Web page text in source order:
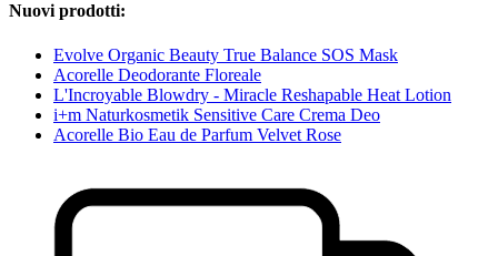
Nuovi prodotti:
Evolve Organic Beauty True Balance SOS Mask
Acorelle Deodorante Floreale
L'Incroyable Blowdry - Miracle Reshapable Heat Lotion
i+m Naturkosmetik Sensitive Care Crema Deo
Acorelle Bio Eau de Parfum Velvet Rose